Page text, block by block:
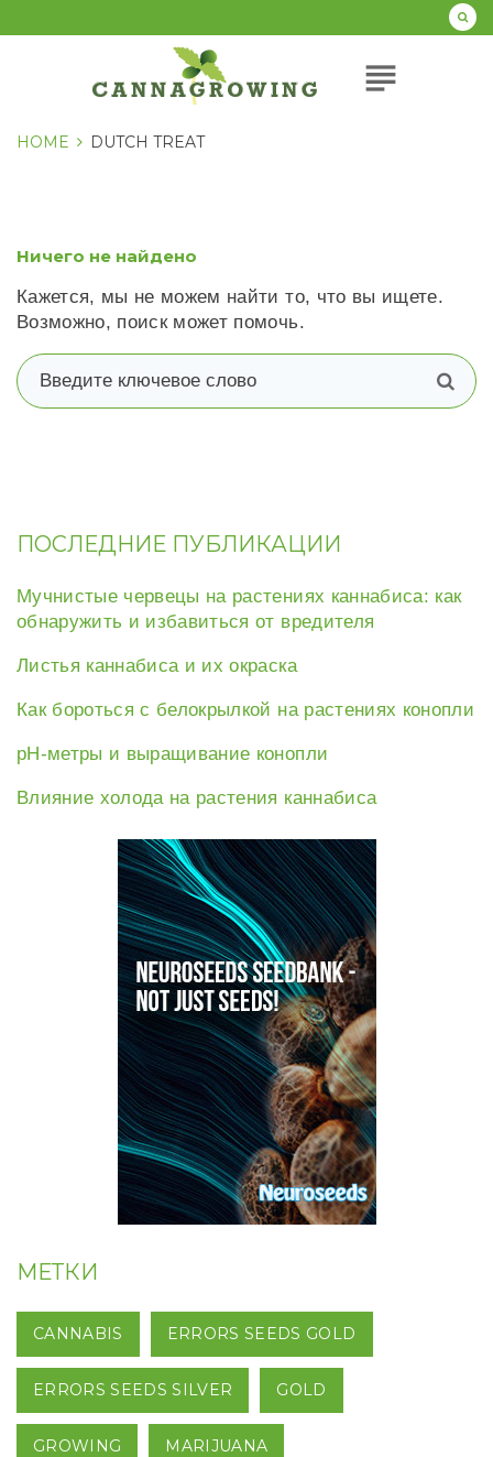
к
subject
HOME DUTCH TREAT
Ничего не найдено
Кажется, мы не можем найти то, что вы ищете.
Возможно, поиск может помочь.
ПОСЛЕДНИЕ ПУБЛИКАЦИИ
Мучнистые червецы на растениях каннабиса: как
обнаружить и избавиться от вредителя
Листья каннабиса и их окраска
Как бороться с белокрылкой на растениях конопли
рН-метры и выращивание конопли
Влияние холода на растения каннабиса
МЕТКИ
CANNABIS ERRORS SEEDS GOLD
ERRORS SEEDS SILVER GOLD
GROWING MARIJUANA